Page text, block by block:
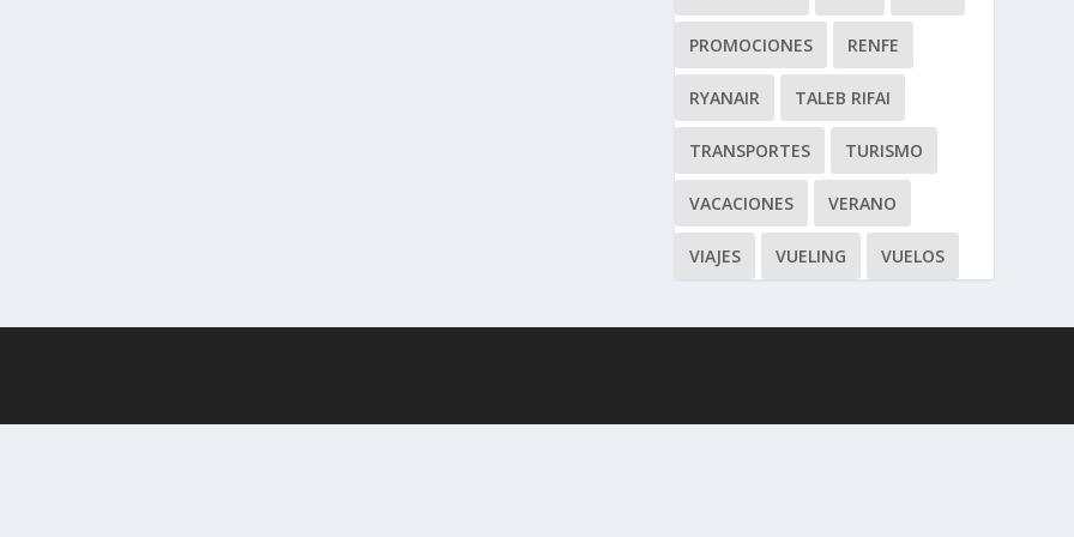
PROMOCIONES RENFE
RYANAIR TALEB RIFAI
TRANSPORTES TURISMO
VACACIONES VERANO
VIAJES VUELING VUELOS